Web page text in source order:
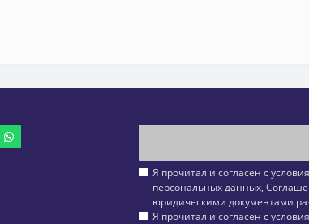
Я прочитал и согласен с
персональных данных,
юридическими документами
Я прочитал и согласен с